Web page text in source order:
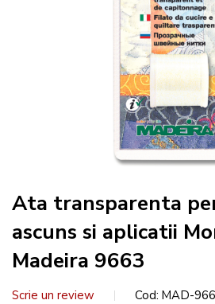
Ata transparenta
ascuns si aplicatii
Madeira 9663
Scrie un review Cod MAD-